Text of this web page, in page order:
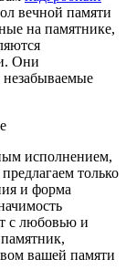
вечной памяти
на памятнике,
Они
исполнением,
только
и форма
с любовью и
вашей памяти